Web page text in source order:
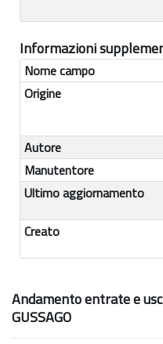
Informazioni
Nome campo
Origine
Autore
Manutentore
Ultimo aggiornamento
Creato
Andamento entrate e
GUSSAGO